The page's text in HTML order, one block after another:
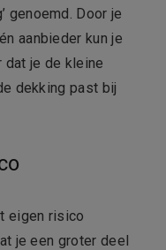
genoemd. Door je
aanbieder kun je
je de kleine
dekking past bij
eigen risico
je een groter deel